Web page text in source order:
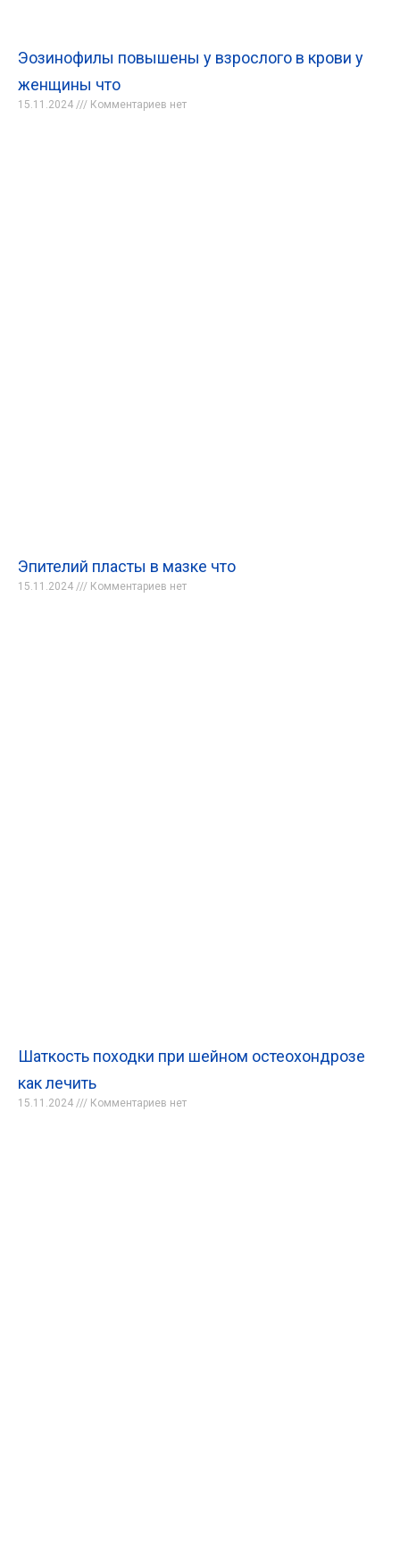
Эозинофилы повышены у взрослого в крови у
женщины что
15.11.2024 Комментариев нет
Эпителий пласты в мазке что
15.11.2024 Комментариев нет
Шаткость походки при шейном остеохондрозе
как лечить
15.11.2024 Комментариев нет